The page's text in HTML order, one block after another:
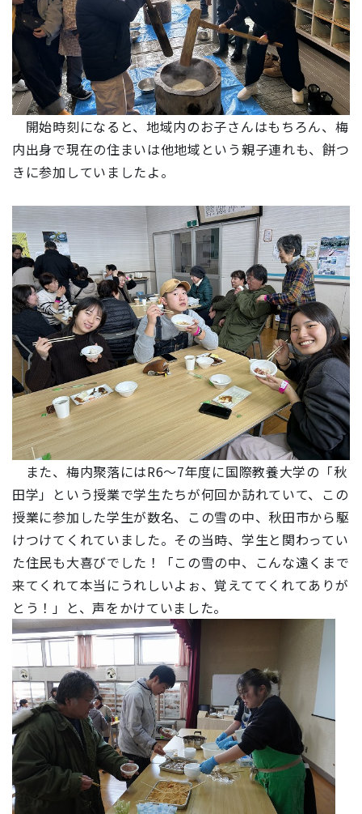
開始時刻になると、地域内のお子さんはもちろん、梅
内出身で現在の住まいは他地域という親子連れも、餅つ
きに参加していましたよ。
また、梅内聚落にはR6～7年度に国際教養大学の「秋
田学」という授業で学生たちが何回か訪れていて、この
授業に参加した学生が数名、この雪の中、秋田市から駆
けつけてくれていました。その当時、学生と関わってい
た住民も大喜びでした！「この雪の中、こんな遠くまで
来てくれて本当にうれしいよぉ、覚えててくれてありが
とう！」と、声をかけていました。